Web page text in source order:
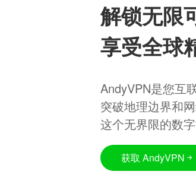
解锁无限
享受全球
AndyVPN是您互
突破地理边界和
这个无界限的数字
获取 AndyVPN